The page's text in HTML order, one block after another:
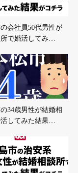
会社員50代男性が
で婚活してみ…
34歳男性が結婚相
してみた結果…